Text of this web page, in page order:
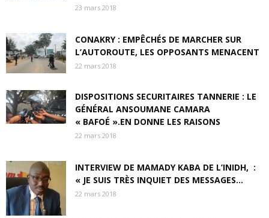
23 mars 2018
CONAKRY : EMPÊCHÉS DE MARCHER SUR
L’AUTOROUTE, LES OPPOSANTS MENACENT
22 mars 2018
DISPOSITIONS SECURITAIRES TANNERIE : LE
GÉNÉRAL ANSOUMANE CAMARA
« BAFOÉ ».EN DONNE LES RAISONS
22 mars 2018
INTERVIEW DE MAMADY KABA DE L’INIDH, :
« JE SUIS TRÈS INQUIET DES MESSAGES...
22 mars 2018